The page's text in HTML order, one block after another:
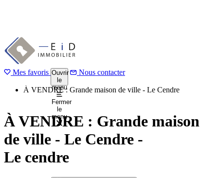
Aller
au
contenu
principal
Mes favoris Ouvrir
le
menu
Fermer
le
menu
Nous contacter
1 / 7
Précédent
Suivant
Accueil
À VENDRE : Grande maison de ville - Le Cendre
À VENDRE : Grande maison
de ville - Le Cendre -
Le cendre